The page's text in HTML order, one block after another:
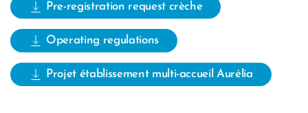
Pre-registration request crèche
Operating regulations
Projet établissement multi-accueil Aurélia